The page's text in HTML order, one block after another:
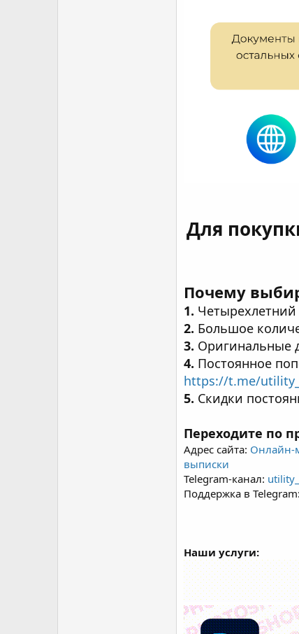
Для
Почему
1.
2. Большое
3. Оригинальные
4. Постоянное
https://t.me/
5. Скидки
Переходите по
Адрес сайта: Онлайн-
выписки
Telegram-канал:
Поддержка в Telegram:
Наши услуги: